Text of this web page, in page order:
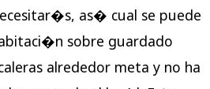
as� cual se puede
sobre guardado
alrededor meta y no ha